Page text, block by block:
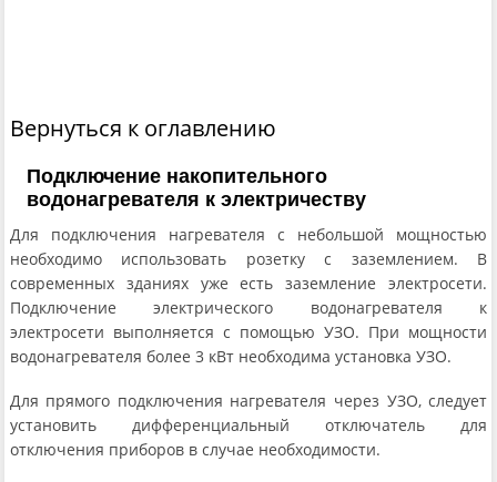
Вернуться к оглавлению
Подключение накопительного
водонагревателя к электричеству
Для подключения нагревателя с небольшой мощностью
необходимо использовать розетку с заземлением. В
современных зданиях уже есть заземление электросети.
Подключение электрического водонагревателя к
электросети выполняется с помощью УЗО. При мощности
водонагревателя более 3 кВт необходима установка УЗО.
Для прямого подключения нагревателя через УЗО, следует
установить дифференциальный отключатель для
отключения приборов в случае необходимости.